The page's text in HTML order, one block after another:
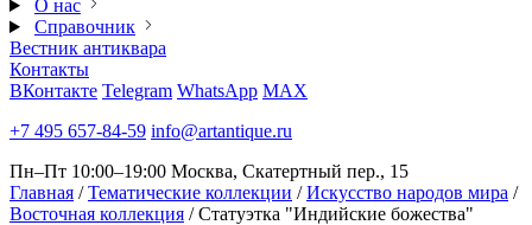
О нас
Справочник
Вестник антиквара
Контакты
ВКонтакте Telegram WhatsApp MAX
+7 495 657-84-59 info@artantique.ru
Пн–Пт 10:00–19:00 Москва, Скатертный пер., 15
Главная / Тематические коллекции / Искусство народов мира /
Восточная коллекция / Статуэтка "Индийские божества"